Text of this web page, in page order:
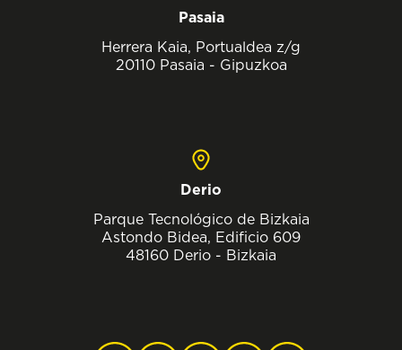
Pasaia
Herrera Kaia, Portualdea z/g
20110 Pasaia - Gipuzkoa
Derio
Parque Tecnológico de Bizkaia
Astondo Bidea, Edificio 609
48160 Derio - Bizkaia